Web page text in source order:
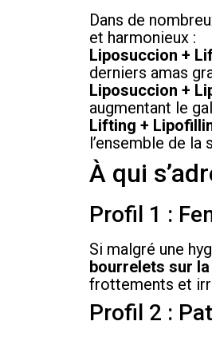
Dans de
et harmonieux :
Liposuccion +
derniers amas
Liposuccion +
augmentant le
Lifting +
l’ensemble de
À qui
Profil 1 :
Si malgré une
bourrelets sur
frottements et
Profil 2 :